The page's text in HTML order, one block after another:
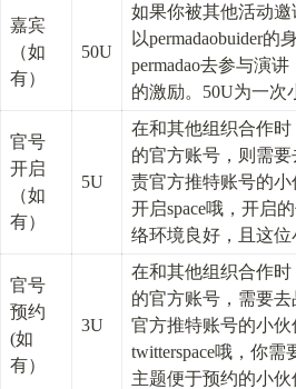
嘉宾
（如
有）
50U
如果你被其他活动
以permadaobuider的
permadao去参与演
的激励。50U为一次
官号
开启
（如
有）
5U
在和其他组织合作时
的官方账号，则需
责官方推特账号的
开启space哦，开启
络环境良好，且这
官号
预约
(如
有）
3U
在和其他组织合作时
的官方账号，需要
官方推特账号的小
twitterspace哦，你
主题便于预约的小伙